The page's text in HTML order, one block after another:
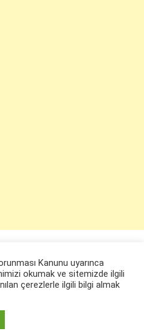
2022
Kanunu uyarınca
okumak ve sitemizde ilgili
çerezlerle ilgili bilgi almak